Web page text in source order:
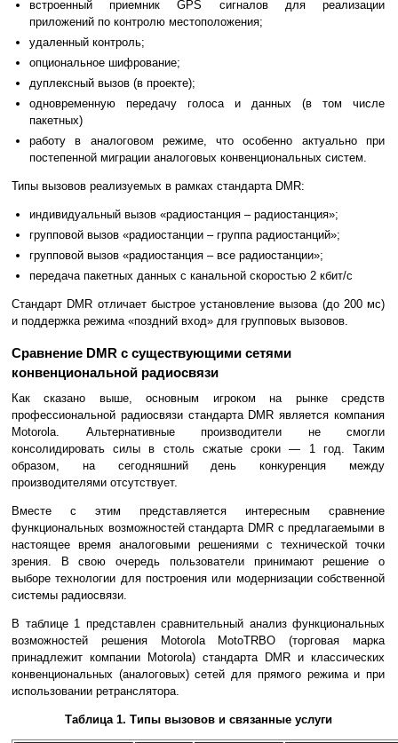
встроенный приемник GPS сигналов для реализации
приложений по контролю местоположения;
удаленный контроль;
опциональное шифрование;
дуплексный вызов (в проекте);
одновременную передачу голоса и данных (в том числе
пакетных)
работу в аналоговом режиме, что особенно актуально при
постепенной миграции аналоговых конвенциональных систем.
Типы вызовов реализуемых в рамках стандарта DMR:
индивидуальный вызов «радиостанция – радиостанция»;
групповой вызов «радиостанции – группа радиостанций»;
групповой вызов «радиостанция – все радиостанции»;
передача пакетных данных с канальной скоростью 2 кбит/c
Стандарт DMR отличает быстрое установление вызова (до 200 мс)
и поддержка режима «поздний вход» для групповых вызовов.
Сравнение DMR с существующими сетями
конвенциональной радиосвязи
Как сказано выше, основным игроком на рынке средств
профессиональной радиосвязи стандарта DMR является компания
Motorola. Альтернативные производители не смогли
консолидировать силы в столь сжатые сроки — 1 год. Таким
образом, на сегодняшний день конкуренция между
производителями отсутствует.
Вместе с этим представляется интересным сравнение
функциональных возможностей стандарта DMR с предлагаемыми в
настоящее время аналоговыми решениями с технической точки
зрения. В свою очередь пользователи принимают решение о
выборе технологии для построения или модернизации собственной
системы радиосвязи.
В таблице 1 представлен сравнительный анализ функциональных
возможностей решения Motorola MotoTRBO (торговая марка
принадлежит компании Motorola) стандарта DMR и классических
конвенциональных (аналоговых) сетей для прямого режима и при
использовании ретранслятора.
Таблица 1. Типы вызовов и связанные услуги